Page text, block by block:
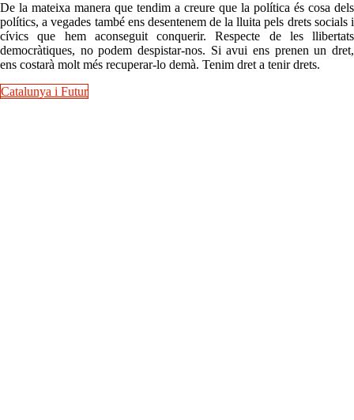
De la mateixa manera que tendim a creure que la política és cosa dels
polítics, a vegades també ens desentenem de la lluita pels drets socials i
cívics que hem aconseguit conquerir. Respecte de les llibertats
democràtiques, no podem despistar-nos. Si avui ens prenen un dret,
ens costarà molt més recuperar-lo demà. Tenim dret a tenir drets.
Catalunya i Futur